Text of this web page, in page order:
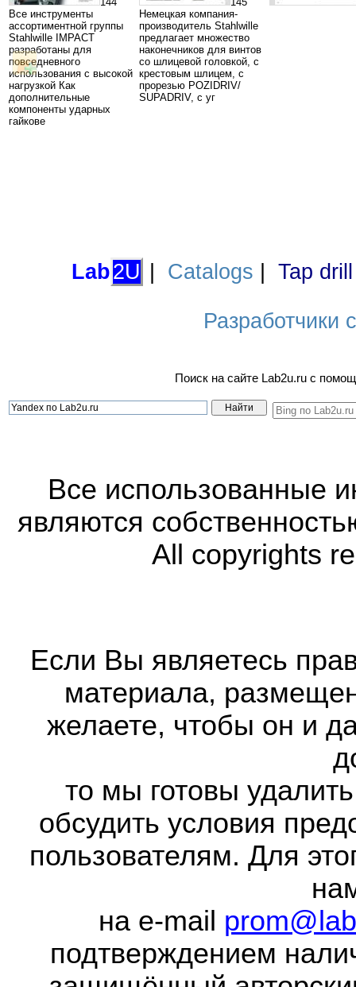
Все инструменты
ассортиментной группы
Stahlwille IMPACT
разработаны для
повседневного
использования с высокой
нагрузкой Как
дополнительные
компоненты ударных
гайкове
Немецкая компания-
производитель Stahlwille
предлагает множество
наконечников для винтов
со шлицевой головкой, с
крестовым шлицем, с
прорезью POZIDRIV/
SUPADRIV, с уг
Lab2U Catalogs Tap
Разработчики
Поиск на сайте Lab2u.ru с
Все использованные
являются
All copyrights
Если Вы являетесь
материала,
желаете, чтобы он и
то мы готовы
обсудить условия
пользователям. Для
на e-mail
подтверждением